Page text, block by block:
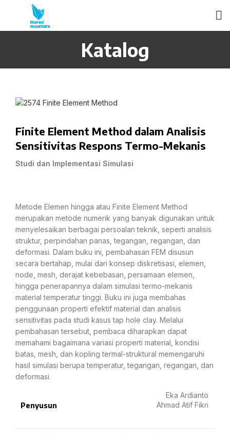
Katalog
Finite Element Method dalam Analisis
Sensitivitas Respons Termo-Mekanis
Studi dan Implementasi Simulasi
Metode Elemen hingga atau Finite Element Method
merupakan metode numerik yang banyak digunakan untuk
menyelesaikan berbagai persoalan teknik, seperti analisis
struktur, perpindahan panas, tegangan, regangan, dan
deformasi. Dalam buku ini, pembahasan FEM disusun
secara bertahap, mulai dari konsep diskretisasi, elemen,
node, mesh, derajat kebebasan, persamaan elemen,
hingga penerapannya dalam simulasi termo-mekanis
material temperatur tinggi. Buku ini juga membahas
penggunaan properti efektif material dan analisis
sensitivitas pada studi kasus tap hole clay. Melalui
pembahasan tersebut, pembaca diharapkan dapat
memahami bagaimana variasi properti material, kondisi
batas, mesh, dan kopling termal-struktural memengaruhi
hasil simulasi berupa temperatur, tegangan, regangan, dan
deformasi.
Penyusun
Eka Ardianto
Ahmad Atif Fikri